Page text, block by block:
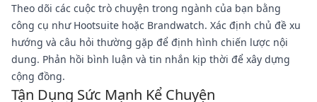
Theo dõi các cuộc trò chuyện trong ngành của bạn bằng
công cụ như Hootsuite hoặc Brandwatch. Xác định chủ đề xu
hướng và câu hỏi thường gặp để định hình chiến lược nội
dung. Phản hồi bình luận và tin nhắn kịp thời để xây dựng
cộng đồng.
Tận Dụng Sức Mạnh Kể Chuyện